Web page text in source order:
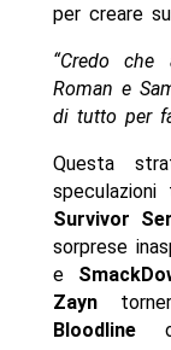
per creare
“Credo che
Roman e
di tutto per
Questa
Survivor
sorprese
e
Zayn
Bloodlineo